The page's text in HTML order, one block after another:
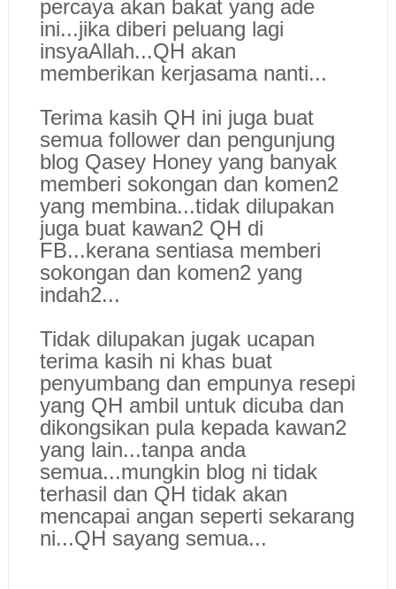
percaya akan bakat yang ade
ini...jika diberi peluang lagi
insyaAllah...QH akan
memberikan kerjasama nanti...
Terima kasih QH ini juga buat
semua follower dan pengunjung
blog Qasey Honey yang banyak
memberi sokongan dan komen2
yang membina...tidak dilupakan
juga buat kawan2 QH di
FB...kerana sentiasa memberi
sokongan dan komen2 yang
indah2...
Tidak dilupakan jugak ucapan
terima kasih ni khas buat
penyumbang dan empunya resepi
yang QH ambil untuk dicuba dan
dikongsikan pula kepada kawan2
yang lain...tanpa anda
semua...mungkin blog ni tidak
terhasil dan QH tidak akan
mencapai angan seperti sekarang
ni...QH sayang semua...